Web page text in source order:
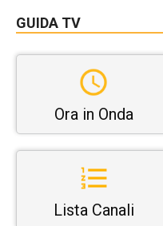
GUIDA TV
Ora in Onda
Lista Canali